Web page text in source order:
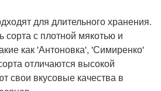
для длительного хранения.
с плотной мякотью и
как 'Антоновка', 'Симиренко'
отличаются высокой
свои вкусовые качества в